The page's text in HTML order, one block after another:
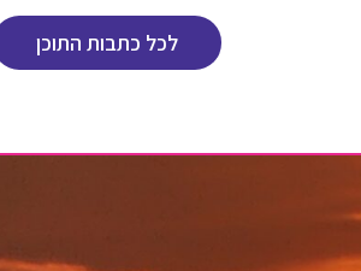
לכל כתבות התוכן